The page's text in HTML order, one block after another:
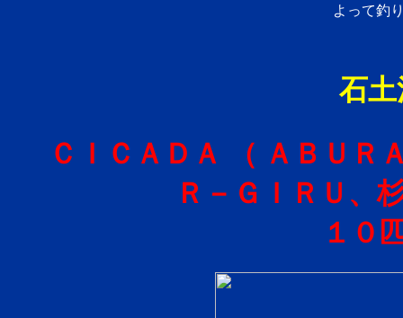
よって釣
石
ＣＩＣＡＤＡ （ ＡＢＵＲ
Ｒ－ＧＩＲＵ、
１０